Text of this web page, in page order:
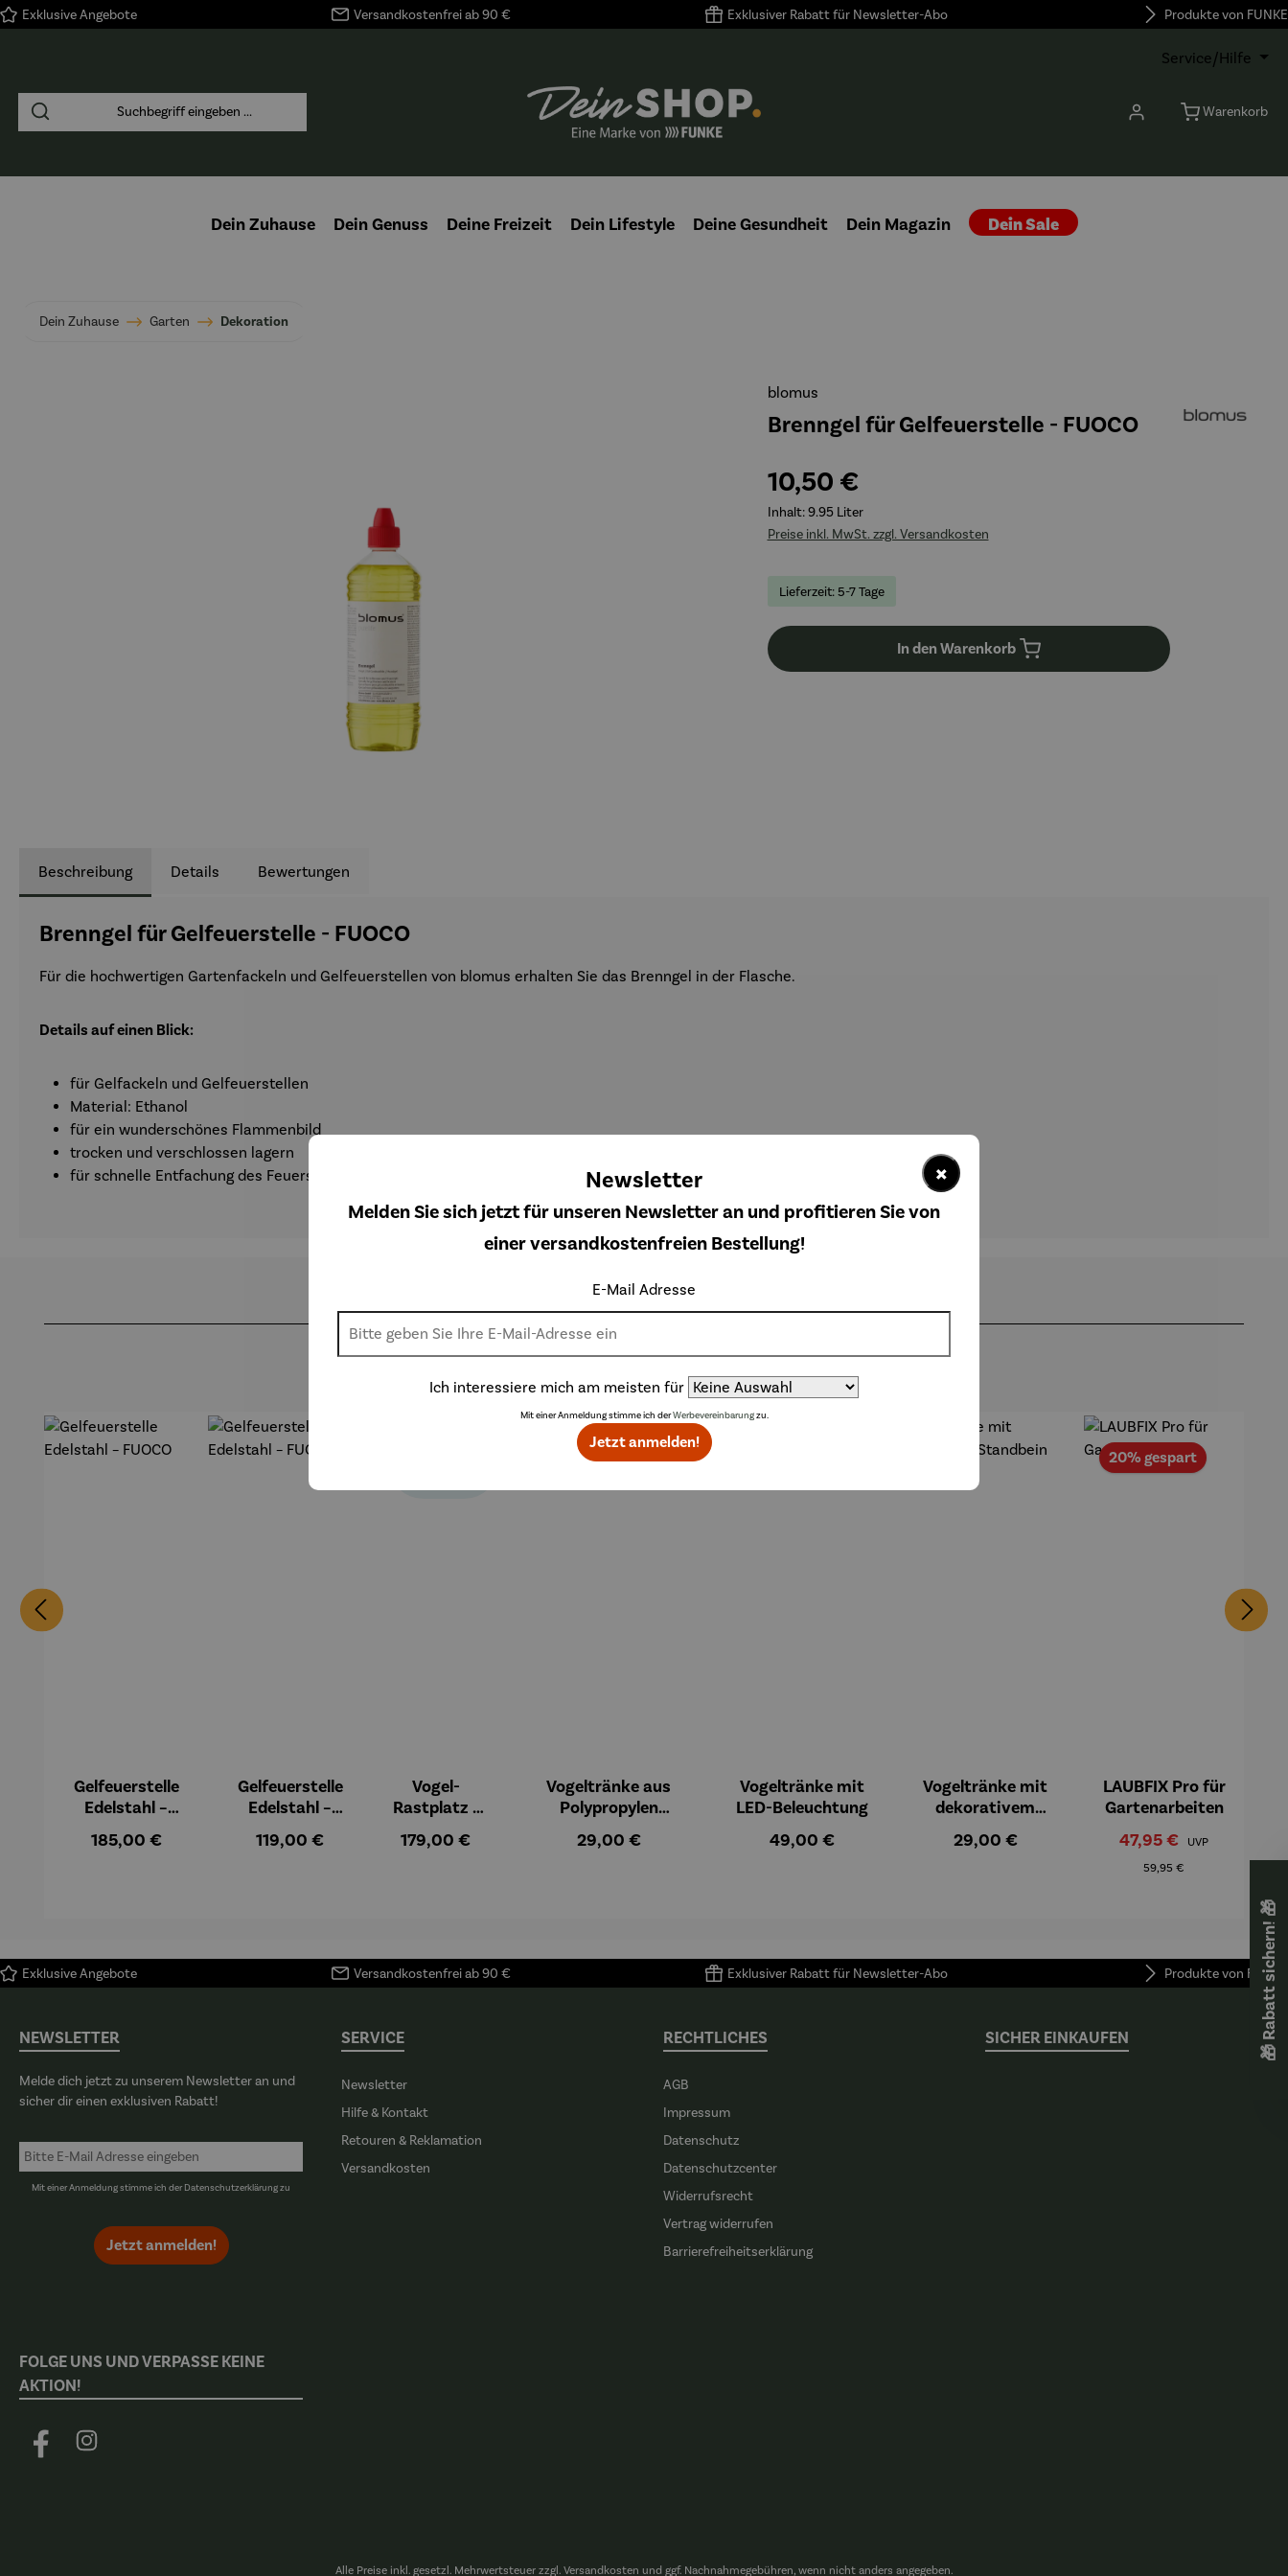
Zur Hauptnavigation springen
Exklusive Angebote Versandkostenfrei ab 90 € Exklusiver Rabatt für Newsletter-Abo Produkte von FUNKE
Service/Hilfe
Warenkorb
Dein Zuhause Dein Genuss Deine Freizeit Dein Lifestyle Deine Gesundheit Dein Magazin Dein Sale
Dein Zuhause Garten Dekoration
blomus
Brenngel für Gelfeuerstelle - FUOCO
10,50 €
Inhalt:9.95 Liter
Preise inkl. MwSt. zzgl. Versandkosten
Lieferzeit: 5-7 Tage
In den Warenkorb
Beschreibung Details Bewertungen
Brenngel für Gelfeuerstelle - FUOCO
Für die hochwertigen Gartenfackeln und Gelfeuerstellen von blomus erhalten Sie das Brenngel in der Flasche.
Details auf einen Blick:
für Gelfackeln und Gelfeuerstellen
Material: Ethanol
für ein wunderschönes Flammenbild
trocken und verschlossen lagern
für schnelle Entfachung des Feuers
Weitere Produkte
Gelfeuerstelle
Edelstahl –
Regulärer Preis:
185,00 €
Gelfeuerstelle
Edelstahl –
Regulärer Preis:
119,00 €
Vogel-
Rastplatz -
Regulärer Preis:
179,00 €
Vogeltränke aus
Polypropylen
Regulärer Preis:
29,00 €
Vogeltränke mit
LED-Beleuchtung
Regulärer Preis:
49,00 €
Vogeltränke mit
dekorativem
Regulärer Preis:
29,00 €
20% gespartRabatt
LAUBFIX Pro für
Gartenarbeiten
Verkaufspreis:
47,95 € UVP
59,95 €
Exklusive Angebote Versandkostenfrei ab 90 € Exklusiver Rabatt für Newsletter-Abo Produkte von FUNKE
NEWSLETTER
Melde dich jetzt zu unserem Newsletter an und
sicher dir einen exklusiven Rabatt!
Mit einer Anmeldung stimme ich derDatenschutzerklärungzu
Jetzt anmelden!
SERVICE
Newsletter
Hilfe & Kontakt
Retouren & Reklamation
Versandkosten
RECHTLICHES
AGB
Impressum
Datenschutz
Datenschutzcenter
Widerrufsrecht
Vertrag widerrufen
Barrierefreiheitserklärung
SICHER EINKAUFEN
FOLGE UNS UND VERPASSE KEINE
AKTION!
Facebook Instagram
Alle Preise inkl. gesetzl. Mehrwertsteuer zzgl. Versandkosten und ggf. Nachnahmegebühren, wenn nicht anders angegeben.
🎁 Rabatt sichern! 🎁
×
Newsletter
Melden Sie sich jetzt für unseren Newsletter an und profitieren Sie von
einer versandkostenfreien Bestellung!
E-Mail Adresse
Ich interessiere mich am meisten für
Mit einer Anmeldung stimme ich derWerbevereinbarungzu.
Jetzt anmelden!